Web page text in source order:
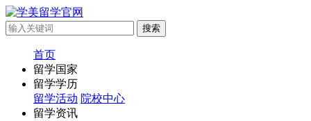
首页
留学国家
留学学历
留学活动 院校中心
留学资讯